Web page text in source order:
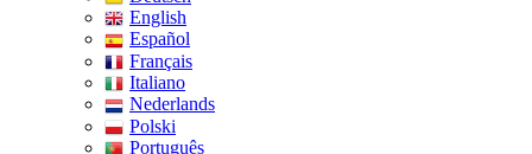
English
Español
Français
Italiano
Nederlands
Polski
Português